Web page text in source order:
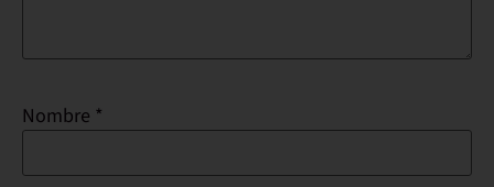
Nombre *